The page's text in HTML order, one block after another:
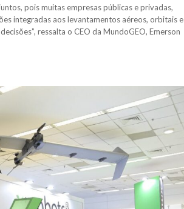
pois muitas empresas públicas e privadas,
integradas aos levantamentos aéreos, orbitais e
ressalta o CEO da MundoGEO, Emerson